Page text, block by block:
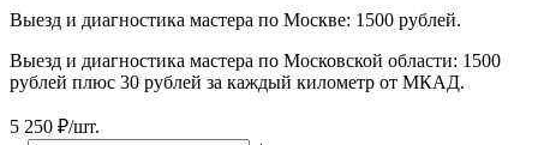
Выезд и диагностика мастера по Москве: 1500 рублей.
Выезд и диагностика мастера по Московской области: 1500
рублей плюс 30 рублей за каждый километр от МКАД.
5 250 ₽/шт.